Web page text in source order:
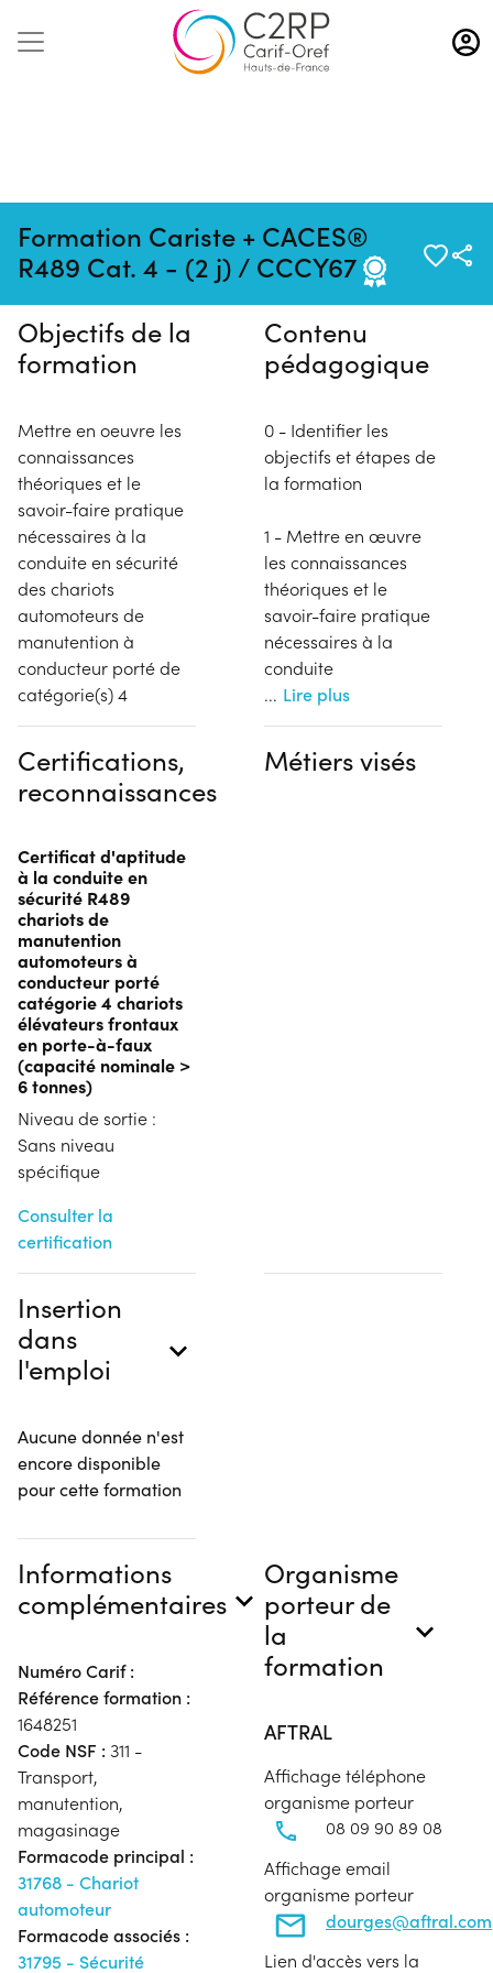
Aller
au
contenu
Formation Cariste + CACES®
R489 Cat. 4 - (2 j) / CCCY67
Pas de session programmée en
ce moment
Objectifs de la
formation
Mettre en oeuvre les
connaissances
théoriques et le
savoir-faire pratique
nécessaires à la
conduite en sécurité
des chariots
automoteurs de
manutention à
conducteur porté de
catégorie(s) 4
Contenu
pédagogique
0 - Identifier les
objectifs et étapes de
la formation
1 - Mettre en œuvre
les connaissances
théoriques et le
savoir-faire pratique
nécessaires à la
conduite
... Lire plus
Certifications,
reconnaissances
Certificat d'aptitude
à la conduite en
sécurité R489
chariots de
manutention
automoteurs à
conducteur porté
catégorie 4 chariots
élévateurs frontaux
en porte-à-faux
(capacité nominale >
6 tonnes)
Niveau de sortie :
Sans niveau
spécifique
Consulter la
certification
Métiers visés
Insertion
dans
l'emploi
Aucune donnée n'est
encore disponible
pour cette formation
Informations
complémentaires
Numéro Carif :
Référence formation :
1648251
Code NSF : 311 -
Transport,
manutention,
magasinage
Formacode principal :
31768 - Chariot
automoteur
Formacode associés :
31795 - Sécurité
Organisme
porteur de
la
formation
AFTRAL
Affichage téléphone
organisme porteur
08 09 90 89 08
Affichage email
organisme porteur
dourges@aftral.com
Lien d'accès vers la